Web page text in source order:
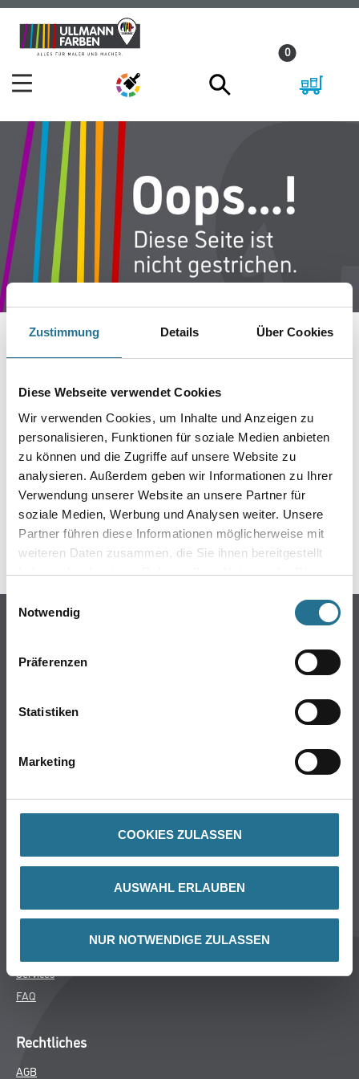
Zustimmung Details Über Cookies
Diese Webseite verwendet Cookies
Wir verwenden Cookies, um Inhalte und Anzeigen zu
personalisieren, Funktionen für soziale Medien anbieten
zu können und die Zugriffe auf unsere Website zu
analysieren. Außerdem geben wir Informationen zu Ihrer
Verwendung unserer Website an unsere Partner für
soziale Medien, Werbung und Analysen weiter. Unsere
Partner führen diese Informationen möglicherweise mit
weiteren Daten zusammen, die Sie ihnen bereitgestellt
haben oder die sie im Rahmen Ihrer Nutzung der Dienste
Einwilligungsauswahl
Notwendig
Präferenzen
Statistiken
Marketing
COOKIES ZULASSEN
AUSWAHL ERLAUBEN
NUR NOTWENDIGE ZULASSEN
Zum
Inhalt
Zum
Navigationsmenü
0
IST AUFGETRETEN
Keine Sorge, wir pinseln schon an der Lösung und
werden das Problem so schnell wie möglich beheben.
Erkunden Sie in der Zwischenzeit unseren Online-Shop
und lassen Sie sich inspirieren.
ZURÜCK ZUM ONLINE-SHOP
Online-Shop
Putze- und Spachtelmassen
Wand- & Deckenbeläge
Über uns
MPlus
Services
FAQ
Rechtliches
AGB